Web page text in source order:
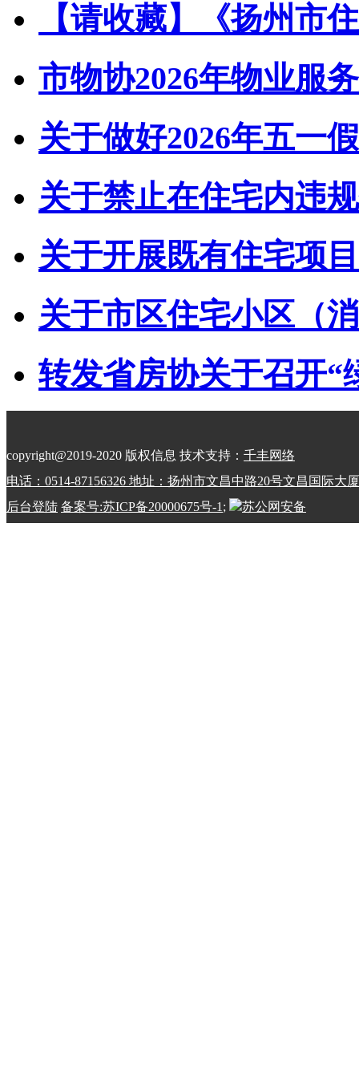
【请收藏】《扬州市
市物协2026年物业服
关于做好2026年五一
关于禁止在住宅内违
关于开展既有住宅项
关于市区住宅小区（
转发省房协关于召开“
copyright@2019-2020 版权信息 技术支持： 千丰网络
电话：0514-87156326 地址：扬州市文昌中路20号文昌国际大厦
后台登陆 备案号:苏ICP备20000675号-1;
苏公网安备